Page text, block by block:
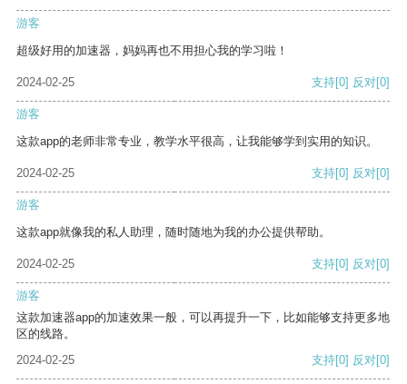
游客
超级好用的加速器，妈妈再也不用担心我的学习啦！
2024-02-25 支持[0] 反对[0]
游客
这款app的老师非常专业，教学水平很高，让我能够学到实用的知识。
2024-02-25 支持[0] 反对[0]
游客
这款app就像我的私人助理，随时随地为我的办公提供帮助。
2024-02-25 支持[0] 反对[0]
游客
这款加速器app的加速效果一般，可以再提升一下，比如能够支持更多地
区的线路。
2024-02-25
支持[0] 反对[0]